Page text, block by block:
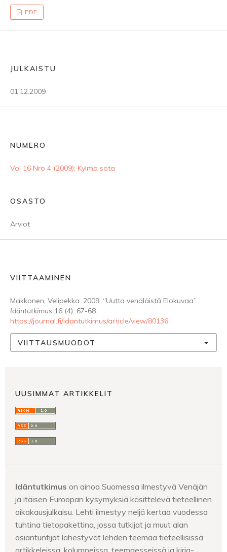
PDF
JULKAISTU
01.12.2009
NUMERO
Vol 16 Nro 4 (2009): Kylmä sota
OSASTO
Arviot
VIITTAAMINEN
Makkonen, Velipekka. 2009. “Uutta venäläistä Elokuvaa”.
Idäntutkimus 16 (4): 67-68.
https://journal.fi/idantutkimus/article/view/80136.
VIITTAUSMUODOT
UUSIMMAT ARTIKKELIT
Idäntutkimus on ainoa Suomessa ilmestyvä Venäjän
ja itäisen Euroopan kysymyksiä käsittelevä tieteellinen
aikakausjulkaisu. Lehti ilmestyy neljä kertaa vuodessa
tuhtina tietopakettina, jossa tutkijat ja muut alan
asiantuntijat lähestyvät lehden teemaa tieteellisissä
artikkeleissa, kolumneissa, teemaesseissä ja kirja-